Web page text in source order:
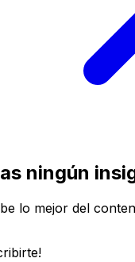
ningún
lo mejor del